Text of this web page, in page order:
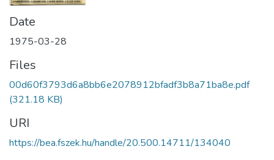
Date
1975-03-28
Files
00d60f3793d6a8bb6e2078912bfadf3b8a71ba8e.pdf
(321.18 KB)
URI
https://bea.fszek.hu/handle/20.500.14711/134040